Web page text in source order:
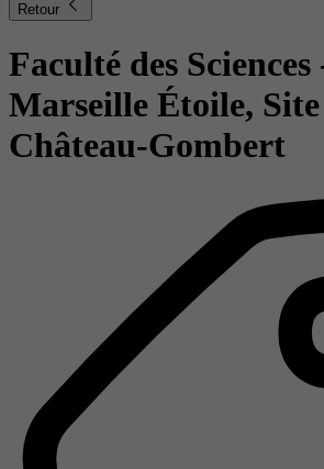
Retour
Faculté des
Marseille Étoile,
Château-Gombert